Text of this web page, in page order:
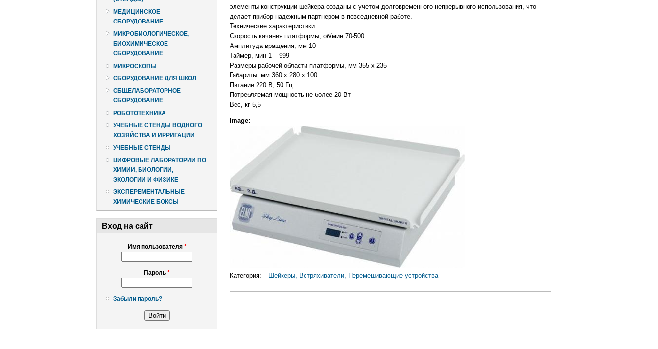
МЕДИЦИНСКОЕ
ОБОРУДОВАНИЕ
МИКРОБИОЛОГИЧЕСКОЕ,
БИОХИМИЧЕСКОЕ
ОБОРУДОВАНИЕ
МИКРОСКОПЫ
ОБОРУДОВАНИЕ ДЛЯ ШКОЛ
ОБЩЕЛАБОРАТОРНОЕ
ОБОРУДОВАНИЕ
РОБОТОТЕХНИКА
УЧЕБНЫЕ СТЕНДЫ ВОДНОГО
ХОЗЯЙСТВА И ИРРИГАЦИИ
УЧЕБНЫЕ СТЕНДЫ
ЦИФРОВЫЕ ЛАБОРАТОРИИ ПО
ХИМИИ, БИОЛОГИИ,
ЭКОЛОГИИ И ФИЗИКЕ
ЭКСПЕРЕМЕНТАЛЬНЫЕ
ХИМИЧЕСКИЕ БОКСЫ
Вход на сайт
Имя пользователя *
Пароль *
Забыли пароль?
элементы конструкции шейкера созданы с учетом долговременного непрерывного использования, что
делает прибор надежным партнером в повседневной работе.
Технические характеристики
Скорость качания платформы, об/мин 70-500
Амплитуда вращения, мм 10
Таймер, мин 1 – 999
Размеры рабочей области платформы, мм 355 х 235
Габариты, мм 360 х 280 х 100
Питание 220 В; 50 Гц
Потребляемая мощность не более 20 Вт
Вес, кг 5,5
Image:
Категория: Шейкеры, Встряхиватели, Перемешивающие устройства